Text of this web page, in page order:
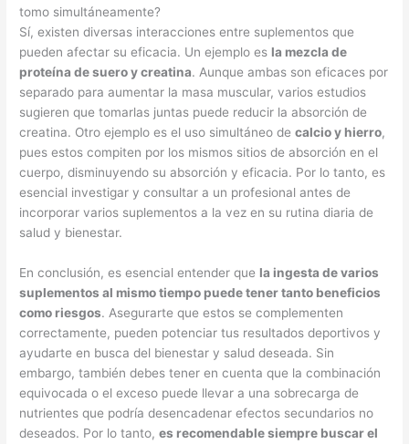
tomo simultáneamente?
Sí, existen diversas interacciones entre suplementos que
pueden afectar su eficacia. Un ejemplo es la mezcla de
proteína de suero y creatina. Aunque ambas son eficaces por
separado para aumentar la masa muscular, varios estudios
sugieren que tomarlas juntas puede reducir la absorción de
creatina. Otro ejemplo es el uso simultáneo decalcio y hierro,
pues estos compiten por los mismos sitios de absorción en el
cuerpo, disminuyendo su absorción y eficacia. Por lo tanto, es
esencial investigar y consultar a un profesional antes de
incorporar varios suplementos a la vez en su rutina diaria de
salud y bienestar.
En conclusión, es esencial entender que la ingesta de varios
suplementos al mismo tiempo puede tener tanto beneficios
como riesgos. Asegurarte que estos se complementen
correctamente, pueden potenciar tus resultados deportivos y
ayudarte en busca del bienestar y salud deseada. Sin
embargo, también debes tener en cuenta que la combinación
equivocada o el exceso puede llevar a una sobrecarga de
nutrientes que podría desencadenar efectos secundarios no
deseados. Por lo tanto,es recomendable siempre buscar el